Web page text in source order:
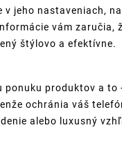
jeho nastaveniach,
vám zaručia,
štýlovo a efektívne.
ponuku produktov a to
ochránia váš
alebo luxusný